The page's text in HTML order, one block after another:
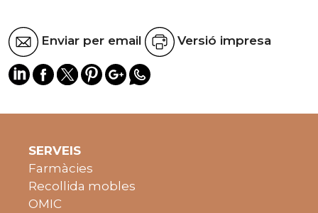
Enviar per email Versió impresa
SERVEIS
Farmàcies
Recollida mobles
OMIC